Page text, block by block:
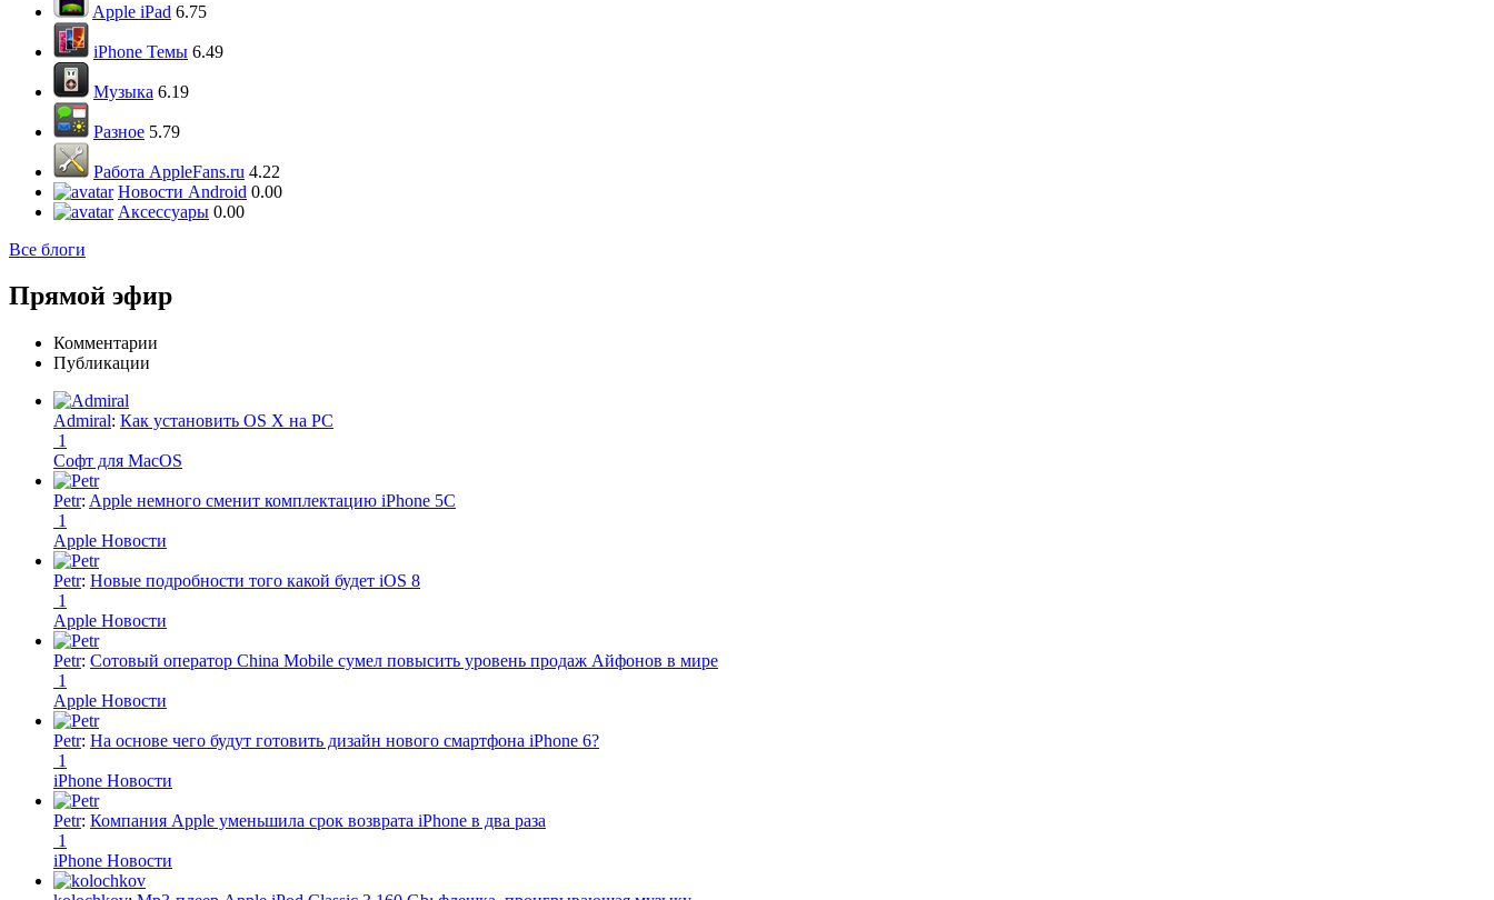
Apple iPad 6.75
iPhone Темы 6.49
Музыка 6.19
Разное 5.79
Работа AppleFans.ru 4.22
Новости Android 0.00
Аксессуары 0.00
Все блоги
Прямой эфир
Комментарии
Публикации
Admiral: Как установить OS X на PC
1
Софт для MacOS
Petr: Apple немного сменит комплектацию iPhone 5C
1
Apple Новости
Petr: Новые подробности того какой будет iOS 8
1
Apple Новости
Petr: Сотовый оператор China Mobile сумел повысить уровень продаж Айфонов в мире
1
Apple Новости
Petr: На основе чего будут готовить дизайн нового смартфона iPhone 6?
1
iPhone Новости
Petr: Компания Apple уменьшила срок возврата iPhone в два раза
1
iPhone Новости